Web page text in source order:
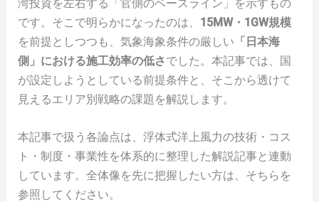
湾投資を左右する「官側のベースライン」を示すもの
です。そこで明らかになったのは、 15MW・1GW規模
を前提としつつも、気象海象条件の厳しい 「日本海
側」における施工効率の低さでした。本記事では、国
が設定しようとしている前提条件と、そこから透けて
見えるエリア別戦略の課題を解説します。
本記事で扱う各論点は、浮体式洋上風力の技術・コス
ト・制度・事業性を体系的に整理した解説記事と連動
しています。全体像を先に把握したい方は、そちらを
参照してください。